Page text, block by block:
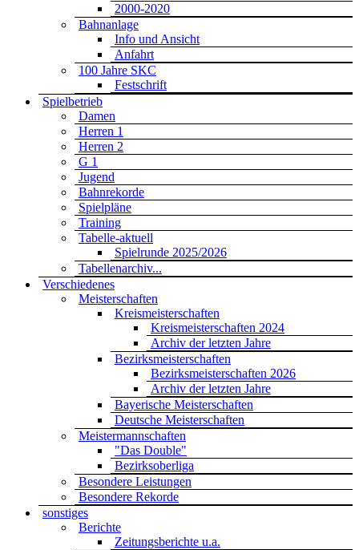
2000-2020
Bahnanlage
Info und Ansicht
Anfahrt
100 Jahre SKC
Festschrift
Spielbetrieb
Damen
Herren 1
Herren 2
G 1
Jugend
Bahnrekorde
Spielpläne
Training
Tabelle-aktuell
Spielrunde 2025/2026
Tabellenarchiv...
Verschiedenes
Meisterschaften
Kreismeisterschaften
Kreismeisterschaften 2024
Archiv der letzten Jahre
Bezirksmeisterschaften
Bezirksmeisterschaften 2026
Archiv der letzten Jahre
Bayerische Meisterschaften
Deutsche Meisterschaften
Meistermannschaften
"Das Double"
Bezirksoberliga
Besondere Leistungen
Besondere Rekorde
sonstiges
Berichte
Zeitungsberichte u.a.